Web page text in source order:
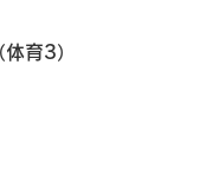
育3）